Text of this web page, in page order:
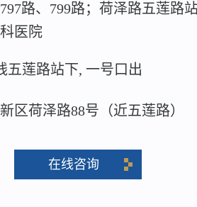
路、799路；荷泽路五莲路
医院
莲路站下, 一号口出
区荷泽路88号（近五莲路）
在线咨询